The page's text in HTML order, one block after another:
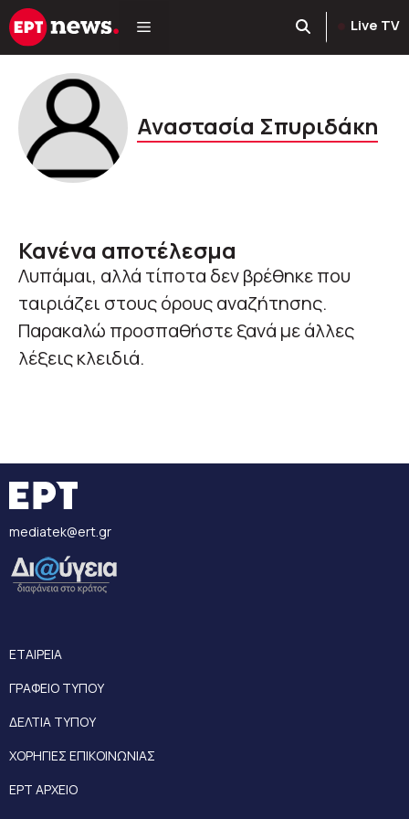
Μετάβαση
σε
περιεχόμενο
Live TV
Αναστασία Σπυριδάκη
Κανένα αποτέλεσμα
Λυπάμαι, αλλά τίποτα δεν βρέθηκε που
ταιριάζει στους όρους αναζήτησης.
Παρακαλώ προσπαθήστε ξανά με άλλες
λέξεις κλειδιά.
mediatek@ert.gr
ΕΤΑΙΡΕΙΑ
ΓΡΑΦΕΙΟ ΤΥΠΟΥ
ΔΕΛΤΙΑ ΤΥΠΟΥ
ΧΟΡΗΓΙΕΣ ΕΠΙΚΟΙΝΩΝΙΑΣ
ΕΡΤ ΑΡΧΕΙΟ